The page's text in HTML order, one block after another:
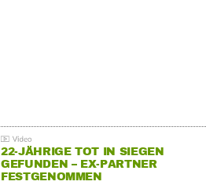
22-JÄHRIGE TOT IN SIEGEN
GEFUNDEN – EX-PARTNER
FESTGENOMMEN